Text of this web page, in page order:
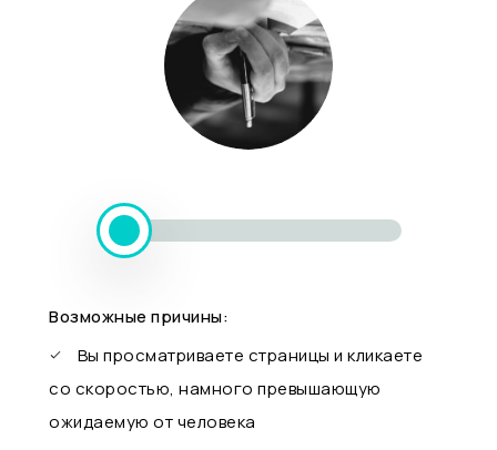
Возможные причины:
Вы просматриваете страницы и кликаете
со скоростью, намного превышающую
ожидаемую от человека